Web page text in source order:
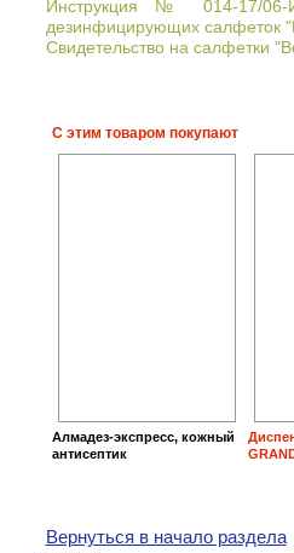
Инструкция № 014-17/06-
дезинфицирующих салфеток
Свидетельство на салфетки
С этим товаром покупают
Алмадез-экспресс, кожный
антисептик
Вернуться в начало раздела